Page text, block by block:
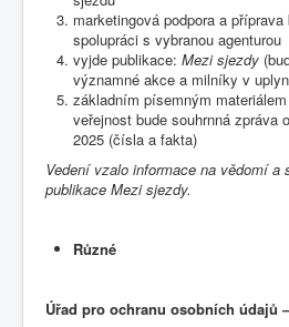
marketingová podpora a
spolupráci s vybranou agenturou
vyjde publikace: Mezi sjezdy
významné akce a milníky v
základním písemným
veřejnost bude souhrnná zpráva
2025 (čísla a fakta)
Vedení vzalo informace na vědomí a
publikace Mezi sjezdy.
Různé
Úřad pro ochranu osobních údajů